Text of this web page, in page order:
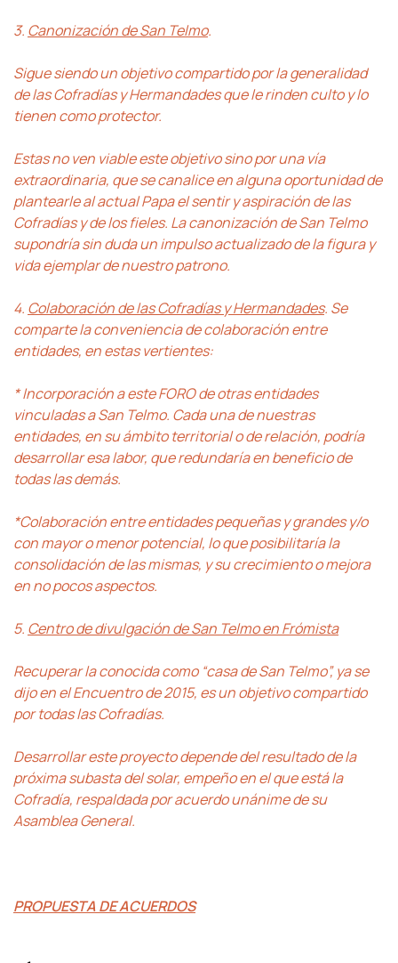
3. Canonización de San Telmo.
Sigue siendo un objetivo compartido por la generalidad
de las Cofradías y Hermandades que le rinden culto y lo
tienen como protector.
Estas no ven viable este objetivo sino por una vía
extraordinaria, que se canalice en alguna oportunidad de
plantearle al actual Papa el sentir y aspiración de las
Cofradías y de los fieles. La canonización de San Telmo
supondría sin duda un impulso actualizado de la figura y
vida ejemplar de nuestro patrono.
4. Colaboración de las Cofradías y Hermandades. Se
comparte la conveniencia de colaboración entre
entidades, en estas vertientes:
* Incorporación a este FORO de otras entidades
vinculadas a San Telmo. Cada una de nuestras
entidades, en su ámbito territorial o de relación, podría
desarrollar esa labor, que redundaría en beneficio de
todas las demás.
*Colaboración entre entidades pequeñas y grandes y/o
con mayor o menor potencial, lo que posibilitaría la
consolidación de las mismas, y su crecimiento o mejora
en no pocos aspectos.
5. Centro de divulgación de San Telmo en Frómista
Recuperar la conocida como “casa de San Telmo”, ya se
dijo en el Encuentro de 2015, es un objetivo compartido
por todas las Cofradías.
Desarrollar este proyecto depende del resultado de la
próxima subasta del solar, empeño en el que está la
Cofradía, respaldada por acuerdo unánime de su
Asamblea General.
PROPUESTA DE ACUERDOS